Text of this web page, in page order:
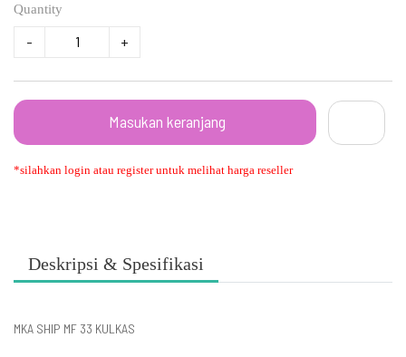
Quantity
- +
Masukan keranjang
*silahkan login atau register untuk melihat harga reseller
Deskripsi & Spesifikasi
MKA SHIP MF 33 KULKAS